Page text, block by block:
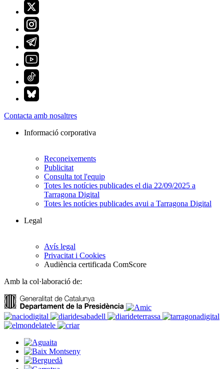
Contacta amb nosaltres
Informació corporativa
Reconeixements
Publicitat
Consulta tot l'equip
Totes les notícies publicades el dia 22/09/2025 a
Tarragona Digital
Totes les notícies publicades avui a Tarragona Digital
Legal
Avís legal
Privacitat i Cookies
Audiència certificada ComScore
Amb la col·laboració de: